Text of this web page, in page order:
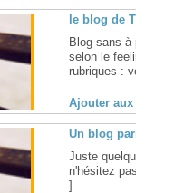
le blog de Thierry du
Blog sans à priori et
selon le feeling et
rubriques : voitures -
Ajouter aux favoris
Un blog parmi tant
Juste quelques mots
n'hésitez pas a laisser
]